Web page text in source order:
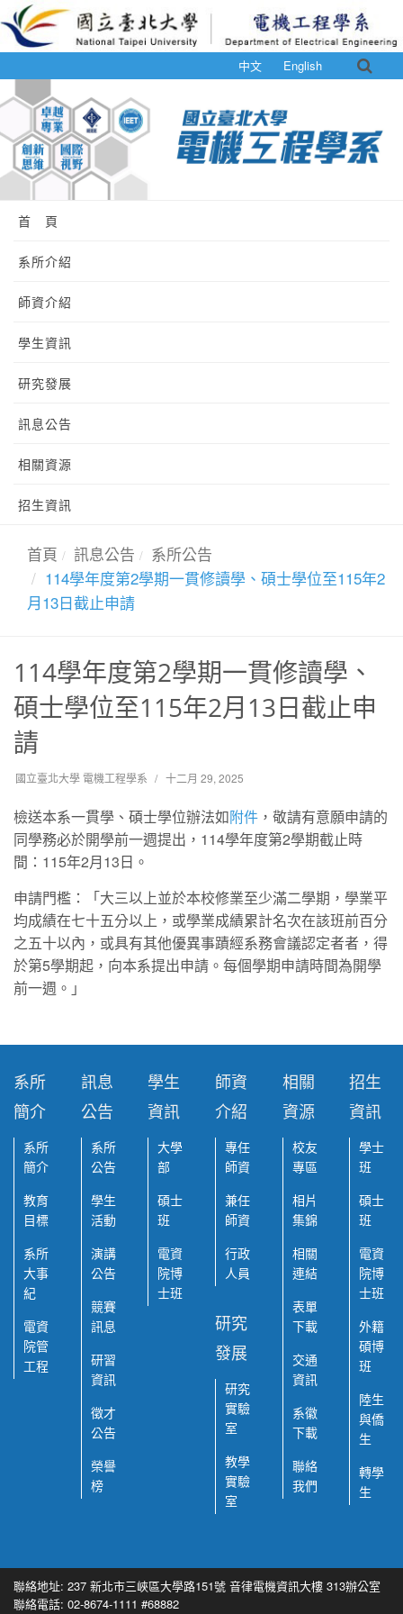
中文 English
首 頁
系所介紹
師資介紹
學生資訊
研究發展
訊息公告
相關資源
招生資訊
首頁 訊息公告
系所公告
114學年度第2學期一貫修讀學、碩士學位至115年2
月13日截止申請
114學年度第2學期一貫修讀學、
碩士學位至115年2月13日截止申
請
國立臺北大學 電機工程學系 十二月 29, 2025
檢送本系一貫學、碩士學位辦法如附件 ，敬請有意願申請的
同學務必於開學前一週提出，114學年度第2學期截止時
間：115年2月13日。
申請門檻：「大三以上並於本校修業至少滿二學期，學業平
均成績在七十五分以上，或學業成績累計名次在該班前百分
之五十以內，或具有其他優異事蹟經系務會議認定者者，得
於第5學期起，向本系提出申請。每個學期申請時間為開學
前一週。」
系所
簡介
系所
簡介
教育
目標
系所
大事
紀
電資
院管
工程
訊息
公告
系所
公告
學生
活動
演講
公告
競賽
訊息
研習
資訊
徵才
公告
榮譽
榜
學生
資訊
大學
部
碩士
班
電資
院博
士班
師資
介紹
專任
師資
兼任
師資
行政
人員
研究
發展
研究
實驗
室
教學
實驗
室
相關
資源
校友
專區
相片
集錦
相關
連結
表單
下載
交通
資訊
系徽
下載
聯絡
我們
招生
資訊
學士
班
碩士
班
電資
院博
士班
外籍
碩博
班
陸生
與僑
生
轉學
生
聯絡地址: 237 新北市三峽區大學路151號 音律電機資訊大樓 313辦公室
聯絡電話: 02-8674-1111 #68882